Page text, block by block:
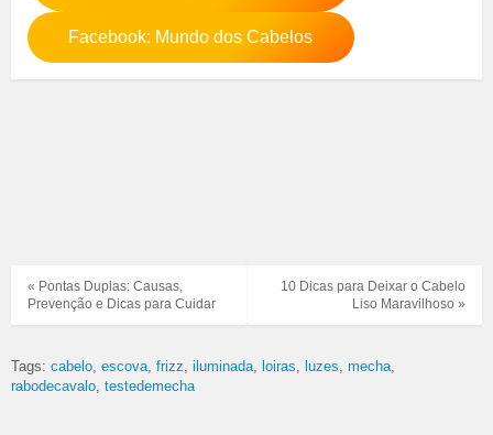
Facebook: Mundo dos Cabelos
10 Dicas para Deixar o Cabelo
Liso Maravilhoso »
« Pontas Duplas: Causas,
Prevenção e Dicas para Cuidar
Tags: cabelo escova frizz iluminada loiras luzes mecha
rabodecavalo testedemecha